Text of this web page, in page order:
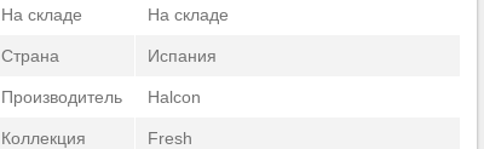
На складе На складе
Страна Испания
Производитель Halcon
Коллекция Fresh